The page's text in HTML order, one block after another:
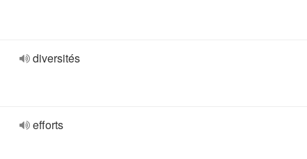
diversités
efforts